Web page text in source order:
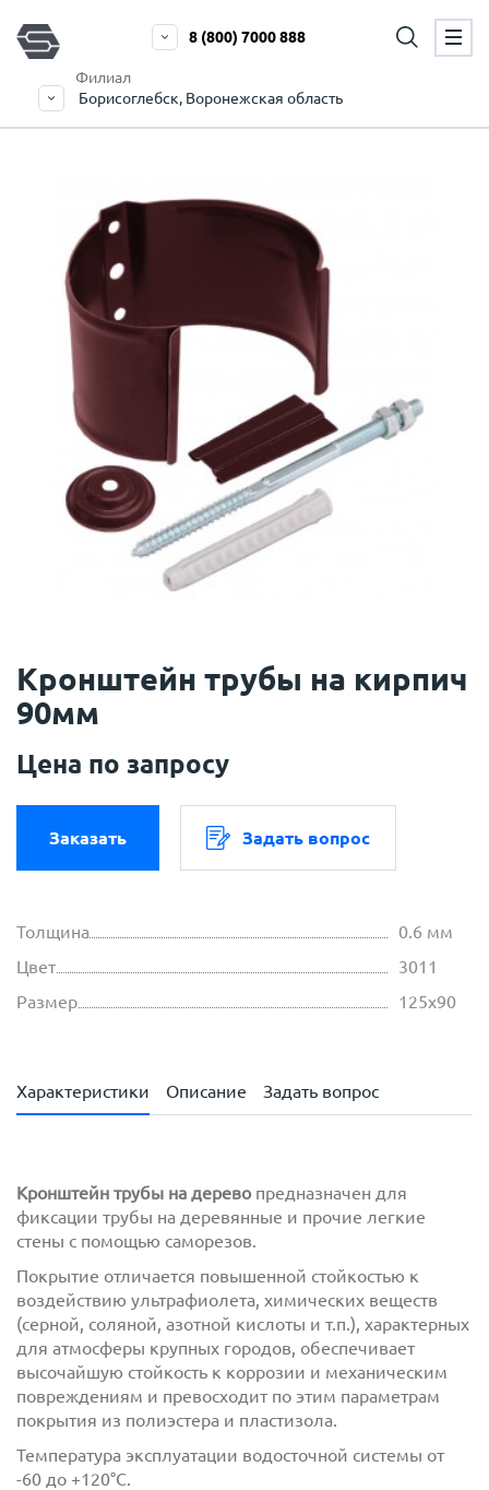
Филиал
Борисоглебск, Воронежская область
8 (800) 7000 888
Кронштейн трубы на кирпич
90мм
Цена по запросу
Заказать Задать вопрос
Толщина
0.6 мм
Цвет
3011
Размер
125х90
Характеристики Описание Задать вопрос
Кронштейн трубы на деревопредназначен для
фиксации трубы на деревянные и прочие легкие
стены с помощью саморезов.
Покрытие отличается повышенной стойкостью к
воздействию ультрафиолета, химических веществ
(серной, соляной, азотной кислоты и т.п.), характерных
для атмосферы крупных городов, обеспечивает
высочайшую стойкость к коррозии и механическим
повреждениям и превосходит по этим параметрам
покрытия из полиэстера и пластизола.
Температура эксплуатации водосточной системы от
-60 до +120°C.